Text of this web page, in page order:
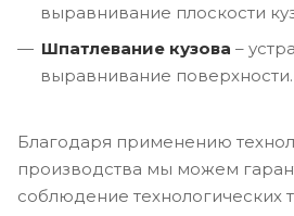
выравнивание плоскости
Шпатлевание кузова –
выравнивание поверхности.
Благодаря применению
производства мы можем
соблюдение технологических